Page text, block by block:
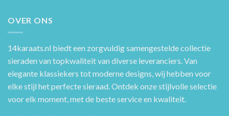
OVER ONS
14karaats.nl biedt een zorgvuldig samengestelde collectie
sieraden van topkwaliteit van diverse leveranciers. Van
elegante klassiekers tot moderne designs, wij hebben voor
elke stijl het perfecte sieraad. Ontdek onze stijlvolle selectie
voor elk moment, met de beste service en kwaliteit.